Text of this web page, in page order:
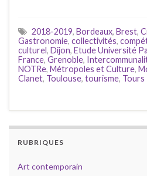
2018-2019, Bordeaux, Brest,
Gastronomie, collectivités,
culturel, Dijon, Etude Université
France, Grenoble,
NOTRe, Métropoles et Culture,
Clanet, Toulouse, tourisme, Tours
RUBRIQUES
Art contemporain